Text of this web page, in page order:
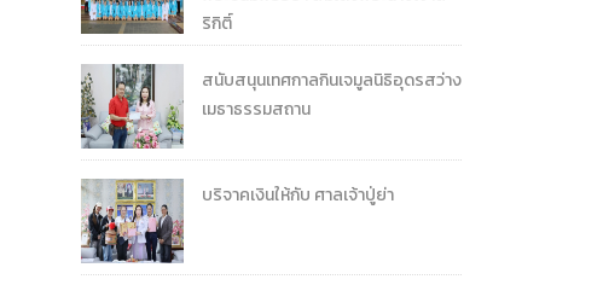
ริกิติ์
สนับสนุนเทศกาลกินเจมูลนิธิอุดรสว่าง
เมธาธรรมสถาน
บริจาคเงินให้กับ ศาลเจ้าปู่ย่า